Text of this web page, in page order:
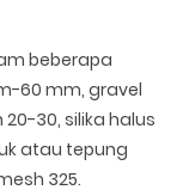
beberapa
60 mm, gravel
30, silika halus
atau tepung
325.